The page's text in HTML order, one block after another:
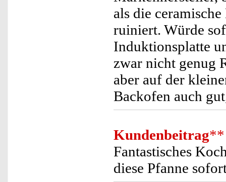
als die
ruiniert. Würde
Induktionsplatte
zwar nicht genug
aber auf der
Backofen auch
Kundenbeitrag**
Fantastisches
diese Pfanne